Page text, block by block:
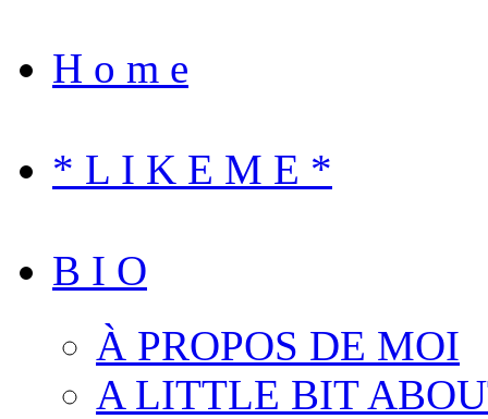
H o m e
* L I K E M E *
B I O
À PROPOS DE MOI
A LITTLE BIT